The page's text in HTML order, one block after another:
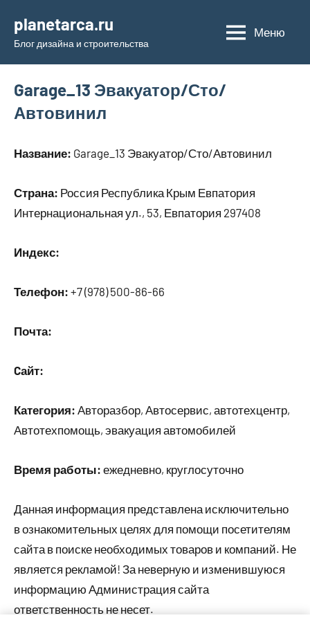
содержимому
planetarca.ru
Блог дизайна и строительства
Меню
Garage_13 Эвакуатор/Сто/
Автовинил
Название: Garage_13 Эвакуатор/Сто/Автовинил
Страна: Россия Республика Крым Евпатория
Интернациональная ул., 53, Евпатория 297408
Индекс:
Телефон: +7 (978) 500-86-66
Почта:
Cайт:
Категория: Авторазбор, Автосервис, автотехцентр,
Автотехпомощь, эвакуация автомобилей
Время работы: ежедневно, круглосуточно
Данная информация представлена исключительно
в ознакомительных целях для помощи посетителям
сайта в поиске необходимых товаров и компаний. Не
является рекламой! За неверную и изменившуюся
информацию Администрация сайта
ответственность не несет.